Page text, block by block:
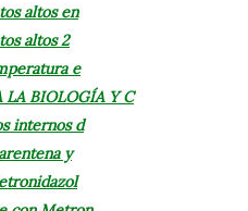
altos en
altos 2
e
BIOLOGÍA Y C
internos d
y